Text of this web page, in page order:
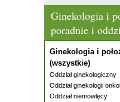
Ginekologia i
poradnie i
Ginekologia i
(wszystkie)
Oddział ginekologiczny
Oddział ginekologii
Oddział niemowlęcy